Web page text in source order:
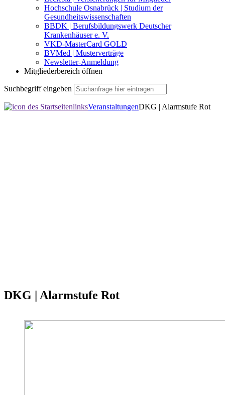
Hochschule Osnabrück | Studium der
Gesundheitswissenschaften
BBDK | Berufsbildungswerk Deutscher
Krankenhäuser e. V.
VKD-MasterCard GOLD
BVMed | Musterverträge
Newsletter-Anmeldung
Mitgliederbereich öffnen
Suchbegriff eingeben
VeranstaltungenDKG | Alarmstufe Rot
DKG | Alarmstufe Rot